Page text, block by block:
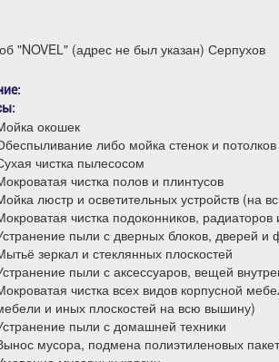
"NOVEL" (адрес не был указан) Серпухов
окошек
либо мойка стенок и потолков
чистка пылесосом
чистка полов и плинтусов
люстр и осветительных устройств (на
чистка подоконников, радиаторов
пыли с дверных блоков, дверей и
зеркал и стеклянных плоскостей
пыли с аксессуаров, вещей
чистка всех видов корпусной
и иных плоскостей на всю вышину)
пыли с домашней техники
мусора, подмена полиэтиленовых